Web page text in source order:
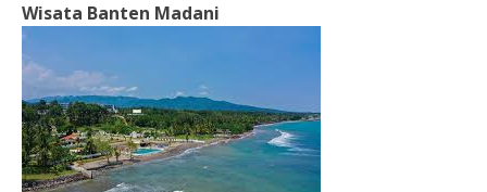
Wisata Banten Madani